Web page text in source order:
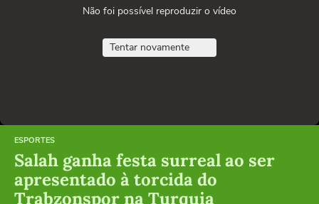
Não foi possível reproduzir o vídeo
Tentar novamente
ESPORTES
Salah ganha festa surreal ao ser
apresentado à torcida do
Trabzonspor na Turquia